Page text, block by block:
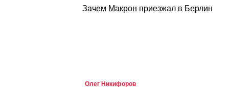
Зачем Макрон приезжал в Берлин
Олег Никифоров